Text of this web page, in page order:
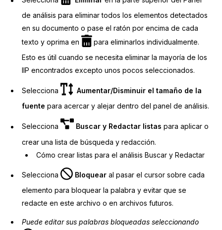
de análisis para eliminar todos los elementos detectados
en su documento o pase el ratón por encima de cada
texto y oprima en
para eliminarlos individualmente.
Esto es útil cuando se necesita eliminar la mayoría de los
IIP encontrados excepto unos pocos seleccionados.
Selecciona
Aumentar/Disminuir el tamaño de la
fuente para acercar y alejar dentro del panel de análisis.
Selecciona Buscar y Redactar listas para aplicar o
crear una lista de búsqueda y redacción.
Cómo crear listas para el análisis Buscar y Redactar
Selecciona Bloquear al pasar el cursor sobre cada
elemento para bloquear la palabra y evitar que se
redacte en este archivo o en archivos futuros.
Puede editar sus palabras bloqueadas seleccionando